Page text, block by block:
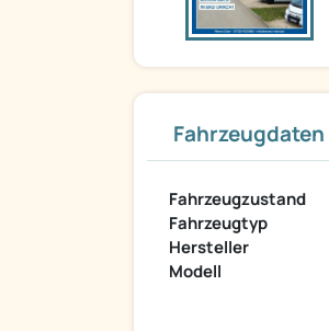
Fahrzeugzustand
Fahrzeugtyp
Hersteller
Modell